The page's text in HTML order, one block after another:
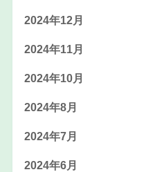
2024年12月
2024年11月
2024年10月
2024年8月
2024年7月
2024年6月